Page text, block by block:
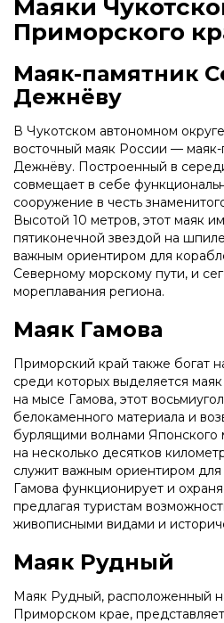
Маяки
Приморского
Маяк-памятник
Дежнёву
В Чукотском автономном
восточный маяк России —
Дежнёву. Построенный в
совмещает в себе
сооружение в честь
Высотой 10 метров, этот маяк
пятиконечной звездой на
важным ориентиром для
Северному морскому пути, и
мореплавания региона.
Маяк Гамова
Приморский край также богат
среди которых выделяется
на мысе Гамова, этот
белокаменного материала и
бурлящими волнами Японского
на несколько десятков
служит важным ориентиром
Гамова функционирует и
предлагая туристам
живописными видами и
Маяк Рудный
Маяк Рудный, расположенный
Приморском крае,